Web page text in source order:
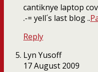
cantiknye laptop
.-= yell´s last blog ..
Reply
Lyn Yusoff
17 August 2009